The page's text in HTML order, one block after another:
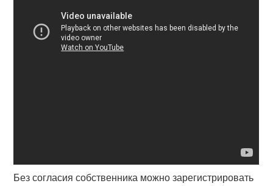
Без согласия собственника можно зарегистрировать